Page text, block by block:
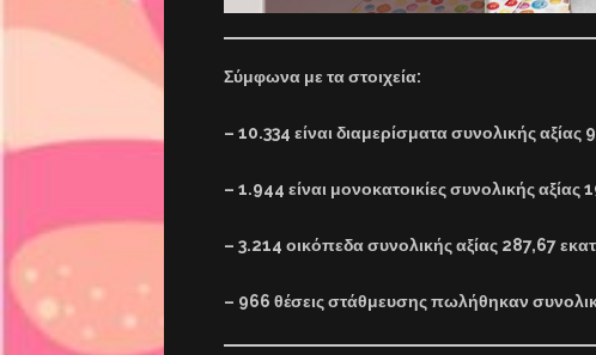
Σύμφωνα με τα στοιχεία:
– 10.334 είναι διαμερίσματα συνολικής
– 1.944 είναι μονοκατοικίες συνολικής αξίας
– 3.214 οικόπεδα συνολικής αξίας 287,67
– 966 θέσεις στάθμευσης πωλήθηκαν